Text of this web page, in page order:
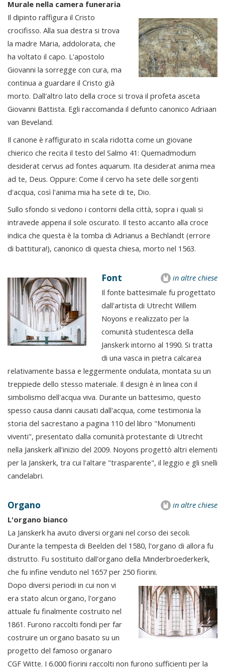
Murale nella camera funeraria
Il dipinto raffigura il Cristo
crocifisso. Alla sua destra si trova
la madre Maria, addolorata, che
ha voltato il capo. L'apostolo
Giovanni la sorregge con cura, ma
continua a guardare il Cristo già
morto. Dall'altro lato della croce si trova il profeta asceta
Giovanni Battista. Egli raccomanda il defunto canonico Adriaan
van Beveland.
Il canone è raffigurato in scala ridotta come un giovane
chierico che recita il testo del Salmo 41: Quemadmodum
desiderat cervus ad fontes aquarum. Ita desiderat anima mea
ad te, Deus. Oppure: Come il cervo ha sete delle sorgenti
d'acqua, così l'anima mia ha sete di te, Dio.
Sullo sfondo si vedono i contorni della città, sopra i quali si
intravede appena il sole oscurato. Il testo accanto alla croce
indica che questa è la tomba di Adrianus a Bechlandt (errore
di battitura!), canonico di questa chiesa, morto nel 1563.
in altre chiese
Font
Il fonte battesimale fu progettato
dall'artista di Utrecht Willem
Noyons e realizzato per la
comunità studentesca della
Janskerk intorno al 1990. Si tratta
di una vasca in pietra calcarea
relativamente bassa e leggermente ondulata, montata su un
treppiede dello stesso materiale. Il design è in linea con il
simbolismo dell'acqua viva. Durante un battesimo, questo
spesso causa danni causati dall'acqua, come testimonia la
storia del sacrestano a pagina 110 del libro "Monumenti
viventi", presentato dalla comunità protestante di Utrecht
nella Janskerk all'inizio del 2009. Noyons progettò altri elementi
per la Janskerk, tra cui l'altare "trasparente", il leggio e gli snelli
candelabri.
in altre chiese
Organo
L'organo bianco
La Janskerk ha avuto diversi organi nel corso dei secoli.
Durante la tempesta di Beelden del 1580, l'organo di allora fu
distrutto. Fu sostituito dall'organo della Minderbroederkerk,
che fu infine venduto nel 1657 per 250 fiorini.
Dopo diversi periodi in cui non vi
era stato alcun organo, l'organo
attuale fu finalmente costruito nel
1861. Furono raccolti fondi per far
costruire un organo basato su un
progetto del famoso organaro
CGF Witte. I 6.000 fiorini raccolti non furono sufficienti per la